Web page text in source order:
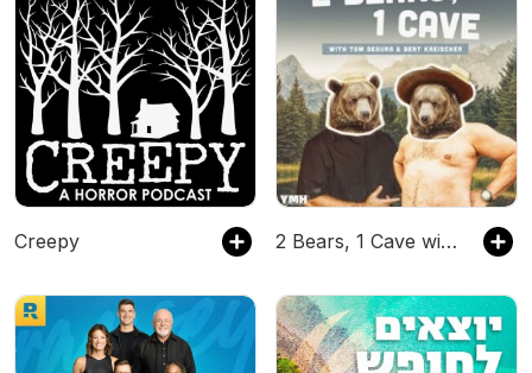
Creepy 2 Bears, 1 Cave with Tom Segura & Bert Kreischer